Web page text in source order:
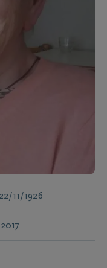
22/11/1926